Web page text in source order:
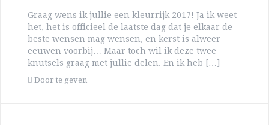
Graag wens ik jullie een kleurrijk 2017! Ja ik weet
het, het is officieel de laatste dag dat je elkaar de
beste wensen mag wensen, en kerst is alweer
eeuwen voorbij… Maar toch wil ik deze twee
knutsels graag met jullie delen. En ik heb […]
Door te geven